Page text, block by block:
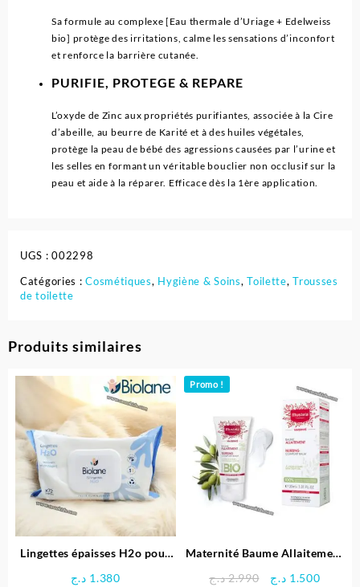
Sa formule au complexe [Eau thermale d’Uriage + Edelweiss
bio] protège des irritations, calme les sensations d’inconfort
et renforce la barrière cutanée.
PURIFIE, PROTEGE & REPARE
L’oxyde de Zinc aux propriétés purifiantes, associée à la Cire
d’abeille, au beurre de Karité et à des huiles végétales,
protège la peau de bébé des agressions causées par l’urine et
les selles en formant un véritable bouclier non occlusif sur la
peau et aide à la réparer. Efficace dès la 1ère application.
UGS :002298
Catégories :Cosmétiques, Hygiène & Soins,Toilette,Trousses
de toilette
Produits similaires
Lingettes épaisses H2o pour
1.380 د.ج
Promo !
Maternité Baume Allaitement
2.990 د.ج
Le
1.500 د.ج
Le